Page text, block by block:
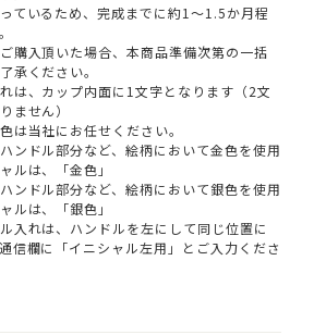
ているため、完成までに約1～1.5か月程
購入頂いた場合、本商品準備次第の一括
承ください。
は、カップ内面に1文字となります（2文
ません）
は当社にお任せください。
ンドル部分など、絵柄において金色を使用
ルは、「金色」
ンドル部分など、絵柄において銀色を使用
ルは、「銀色」
入れは、ハンドルを左にして同じ位置に
信欄に「イニシャル左用」とご入力くださ